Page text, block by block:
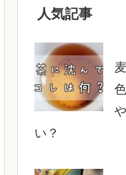
人気記事
い？